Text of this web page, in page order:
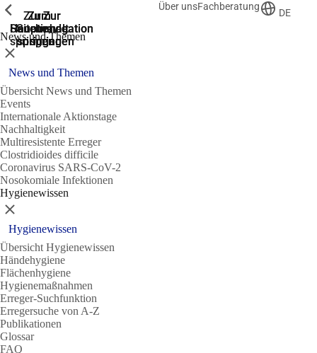
Zur
Suche
springen
Zur
Hauptnavigation
springen
Zur
Hauptnavigation
springen
Zum
Hauptinhalt
springen
Zum
Seitenende
springen
Über unsFachberatung
DE
News und Themen
Zeige vorherige
Schließen
News und Themen
Übersicht News und Themen
Events
Internationale Aktionstage
Nachhaltigkeit
Multiresistente Erreger
Clostridioides difficile
Coronavirus SARS-CoV-2
Nosokomiale Infektionen
Hygienewissen
Zeige vorherige
Schließen
Hygienewissen
Übersicht Hygienewissen
Händehygiene
Flächenhygiene
Hygienemaßnahmen
Erreger-Suchfunktion
Erregersuche von A-Z
Publikationen
Glossar
FAQ
Zeige vorherige